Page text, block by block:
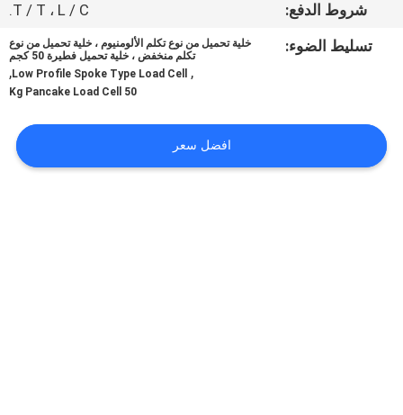
جولة
في
رقابة
جودة
شروط الدفع:
T / T ، L / C.
تسليط الضوء:
خلية تحميل من نوع تكلم الألومنيوم ، خلية تحميل من نوع
تكلم منخفض ، خلية تحميل فطيرة 50 كجم
,
Low Profile Spoke Type Load Cell
,
50 Kg Pancake Load Cell
افضل سعر